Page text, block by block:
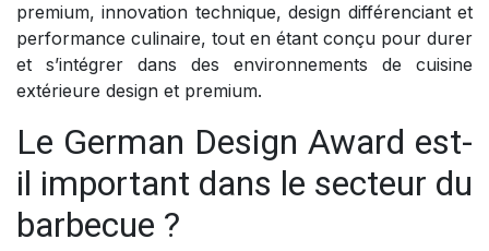
premium, innovation technique, design différenciant et
performance culinaire, tout en étant conçu pour durer
et s’intégrer dans des environnements de cuisine
extérieure design et premium.
Le German Design Award est-
il important dans le secteur du
barbecue ?